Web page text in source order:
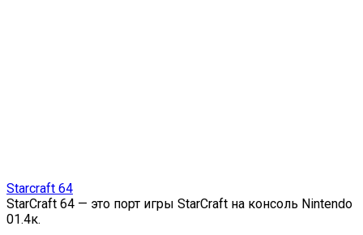
Starcraft 64
StarCraft 64 — это порт игры StarCraft на консоль Nintendo
01.4к.